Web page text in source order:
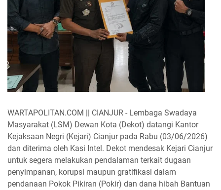
WARTAPOLITAN.COM || CIANJUR - Lembaga Swadaya
Masyarakat (LSM) Dewan Kota (Dekot) datangi Kantor
Kejaksaan Negri (Kejari) Cianjur pada Rabu (03/06/2026)
dan diterima oleh Kasi Intel. Dekot mendesak Kejari Cianjur
untuk segera melakukan pendalaman terkait dugaan
penyimpanan, korupsi maupun gratifikasi dalam
pendanaan Pokok Pikiran (Pokir) dan dana hibah Bantuan